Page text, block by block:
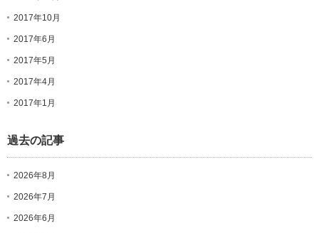
2017年10月
2017年6月
2017年5月
2017年4月
2017年1月
過去の記事
2026年8月
2026年7月
2026年6月